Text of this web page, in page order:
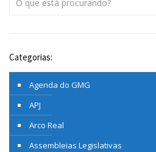
Categorias:
Agenda do GMG
APJ
Arco Real
Assembleias Legislativas